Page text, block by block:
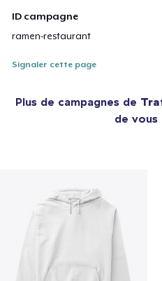
ID campagne
ramen-restaurant
Signaler cette page
Plus de campagnes de
de vous